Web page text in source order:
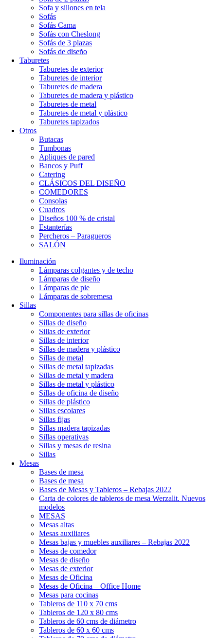
Sofa y sillones en tela
Sofás
Sofás Cama
Sofás con Cheslong
Sofás de 3 plazas
Sofás de diseño
Taburetes
Taburetes de exterior
Taburetes de interior
Taburetes de madera
Taburetes de madera y plástico
Taburetes de metal
Taburetes de metal y plástico
Taburetes tapizados
Otros
Butacas
Tumbonas
Apliques de pared
Bancos y Puff
Catering
CLÁSICOS DEL DISEÑO
COMEDORES
Consolas
Cuadros
Diseños 100 % de cristal
Estanterías
Percheros – Paragueros
SALÓN
Iluminación
Lámparas colgantes y de techo
Lámparas de diseño
Lámparas de pie
Lámparas de sobremesa
Sillas
Componentes para sillas de oficinas
Sillas de diseño
Sillas de exterior
Sillas de interior
Sillas de madera y plástico
Sillas de metal
Sillas de metal tapizadas
Sillas de metal y madera
Sillas de metal y plástico
Sillas de oficina de diseño
Sillas de plástico
Sillas escolares
Sillas fijas
Sillas madera tapizadas
Sillas operativas
Sillas y mesas de resina
Sillas
Mesas
Bases de mesa
Bases de mesa
Bases de Mesas y Tableros – Rebajas 2022
Carta de colores de tableros de mesa Werzalit. Nuevos
modelos
MESAS
Mesas altas
Mesas auxiliares
Mesas bajas y muebles auxiliares – Rebajas 2022
Mesas de comedor
Mesas de diseño
Mesas de exterior
Mesas de Oficina
Mesas de Oficina – Office Home
Mesas para cocinas
Tableros de 110 x 70 cms
Tableros de 120 x 80 cms
Tableros de 60 cms de diámetro
Tableros de 60 x 60 cms